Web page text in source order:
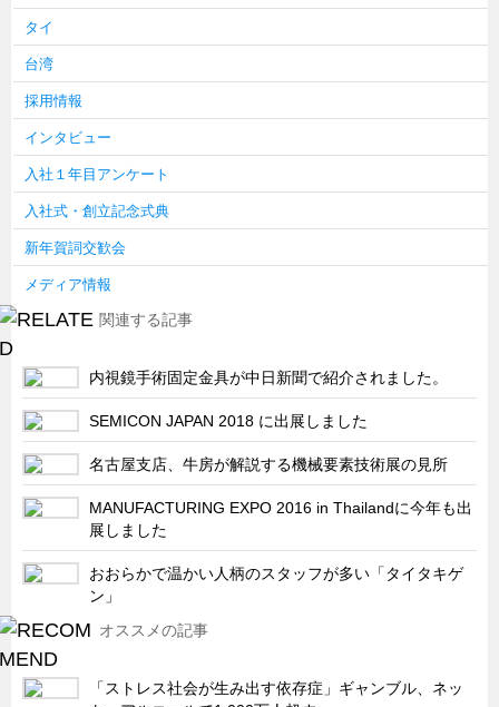
タイ
台湾
採用情報
インタビュー
入社１年目アンケート
入社式・創立記念式典
新年賀詞交歓会
メディア情報
関連する記事
内視鏡手術固定金具が中日新聞で紹介されました。
SEMICON JAPAN 2018 に出展しました
名古屋支店、牛房が解説する機械要素技術展の見所
MANUFACTURING EXPO 2016 in Thailandに今年も出
展しました
おおらかで温かい人柄のスタッフが多い「タイタキゲ
ン」
オススメの記事
「ストレス社会が生み出す依存症」ギャンブル、ネッ